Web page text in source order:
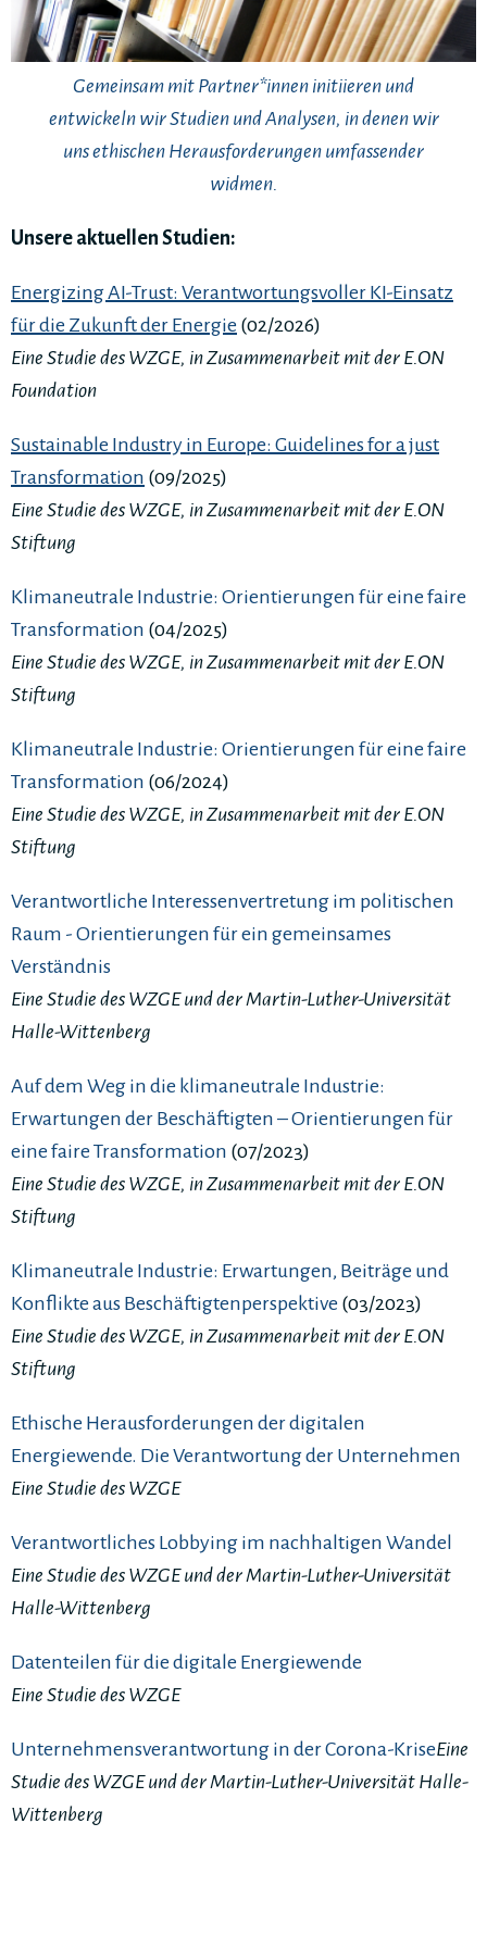
Gemeinsam mit Partner*innen initiieren und
entwickeln wir Studien und Analysen, in denen wir
uns ethischen Herausforderungen umfassender
widmen.
Unsere aktuellen Studien:
Energizing AI-Trust: Verantwortungsvoller KI-Einsatz
für die Zukunft der Energie (02/2026)
Eine Studie des WZGE, in Zusammenarbeit mit der E.ON
Foundation
Sustainable Industry in Europe: Guidelines for a just
Transformation (09/2025)
Eine Studie des WZGE, in Zusammenarbeit mit der E.ON
Stiftung
Klimaneutrale Industrie: Orientierungen für eine faire
Transformation (04/2025)
Eine Studie des WZGE, in Zusammenarbeit mit der E.ON
Stiftung
Klimaneutrale Industrie: Orientierungen für eine faire
Transformation (06/2024)
Eine Studie des WZGE, in Zusammenarbeit mit der E.ON
Stiftung
Verantwortliche Interessenvertretung im politischen
Raum - Orientierungen für ein gemeinsames
Verständnis
Eine Studie des WZGE und der Martin-Luther-Universität
Halle-Wittenberg
Auf dem Weg in die klimaneutrale Industrie:
Erwartungen der Beschäftigten – Orientierungen für
eine faire Transformation (07/2023)
Eine Studie des WZGE, in Zusammenarbeit mit der E.ON
Stiftung
Klimaneutrale Industrie: Erwartungen, Beiträge und
Konflikte aus Beschäftigtenperspektive (03/2023)
Eine Studie des WZGE, in Zusammenarbeit mit der E.ON
Stiftung
Ethische Herausforderungen der digitalen
Energiewende. Die Verantwortung der Unternehmen
Eine Studie des WZGE
Verantwortliches Lobbying im nachhaltigen Wandel
Eine Studie des WZGE und der Martin-Luther-Universität
Halle-Wittenberg
Datenteilen für die digitale Energiewende
Eine Studie des WZGE
Unternehmensverantwortung in der Corona-KriseEine
Studie des WZGE und der Martin-Luther-Universität Halle-
Wittenberg